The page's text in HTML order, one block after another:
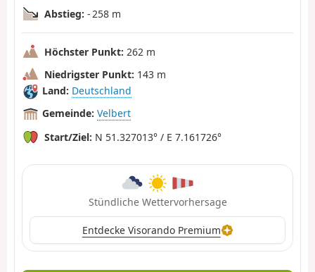
Abstieg: - 258 m
Höchster Punkt: 262 m
Niedrigster Punkt: 143 m
Land: Deutschland
Gemeinde: Velbert
Start/Ziel: N 51.327013° / E 7.161726°
Stündliche Wettervorhersage
Entdecke Visorando Premium